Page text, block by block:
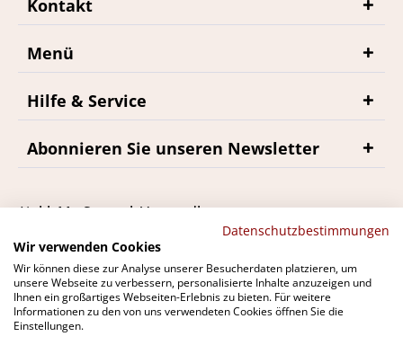
Kontakt
Menü
Hilfe & Service
Abonnieren Sie unseren Newsletter
*inkl. MwSt., zzgl. Versandkosten
Du findest bremerwein.de auch bei
Datenschutzbestimmungen
Wir verwenden Cookies
Wir können diese zur Analyse unserer Besucherdaten platzieren, um
unsere Webseite zu verbessern, personalisierte Inhalte anzuzeigen und
Ihnen ein großartiges Webseiten-Erlebnis zu bieten. Für weitere
Informationen zu den von uns verwendeten Cookies öffnen Sie die
Einstellungen.